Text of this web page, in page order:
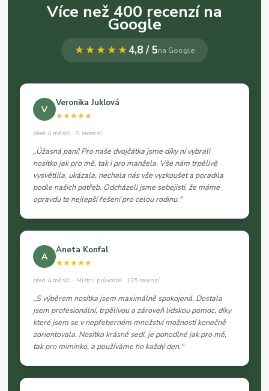
Více než 400 recenzí na
Google
★★★★★4,8 / 5na Google
V
Veronika Juklová
★★★★★
před 4 měsíci · 9 recenzí
„Úžasná paní! Pro naše dvojčátka jsme díky ní vybrali
nosítko jak pro mě, tak i pro manžela. Vše nám trpělivě
vysvětlila, ukázala, nechala nás vše vyzkoušet a poradila
podle našich potřeb. Odcházeli jsme sebejistí, že máme
opravdu to nejlepší řešení pro celou rodinu."
A
Aneta Konfal
★★★★★
před 4 měsíci · Místní průvodce · 135 recenzí
„S výběrem nosítka jsem maximálně spokojená. Dostala
jsem profesionální, trpělivou a zároveň lidskou pomoc, díky
které jsem se v nepřeberném množství možností konečně
zorientovala. Nosítko krásně sedí, je pohodlné jak pro mě,
tak pro miminko, a používáme ho každý den."